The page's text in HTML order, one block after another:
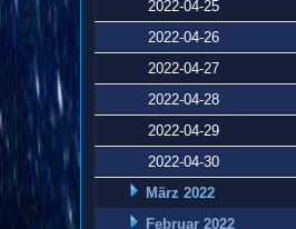
2022-04-25
2022-04-26
2022-04-27
2022-04-28
2022-04-29
2022-04-30
März 2022
Februar 2022